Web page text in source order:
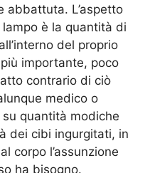
abbattuta. L’aspetto
è la quantità di
del proprio
importante, poco
contrario di ciò
medico o
quantità modiche
dei cibi ingurgitati, in
corpo l’assunzione
ha bisogno.